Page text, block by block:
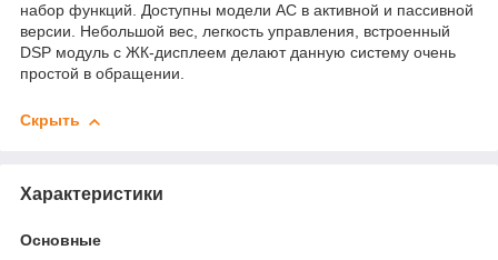
набор функций. Доступны модели АС в активной и пассивной
версии. Небольшой вес, легкость управления, встроенный
DSP модуль с ЖК-дисплеем делают данную систему очень
простой в обращении.
Скрыть
Характеристики
Основные